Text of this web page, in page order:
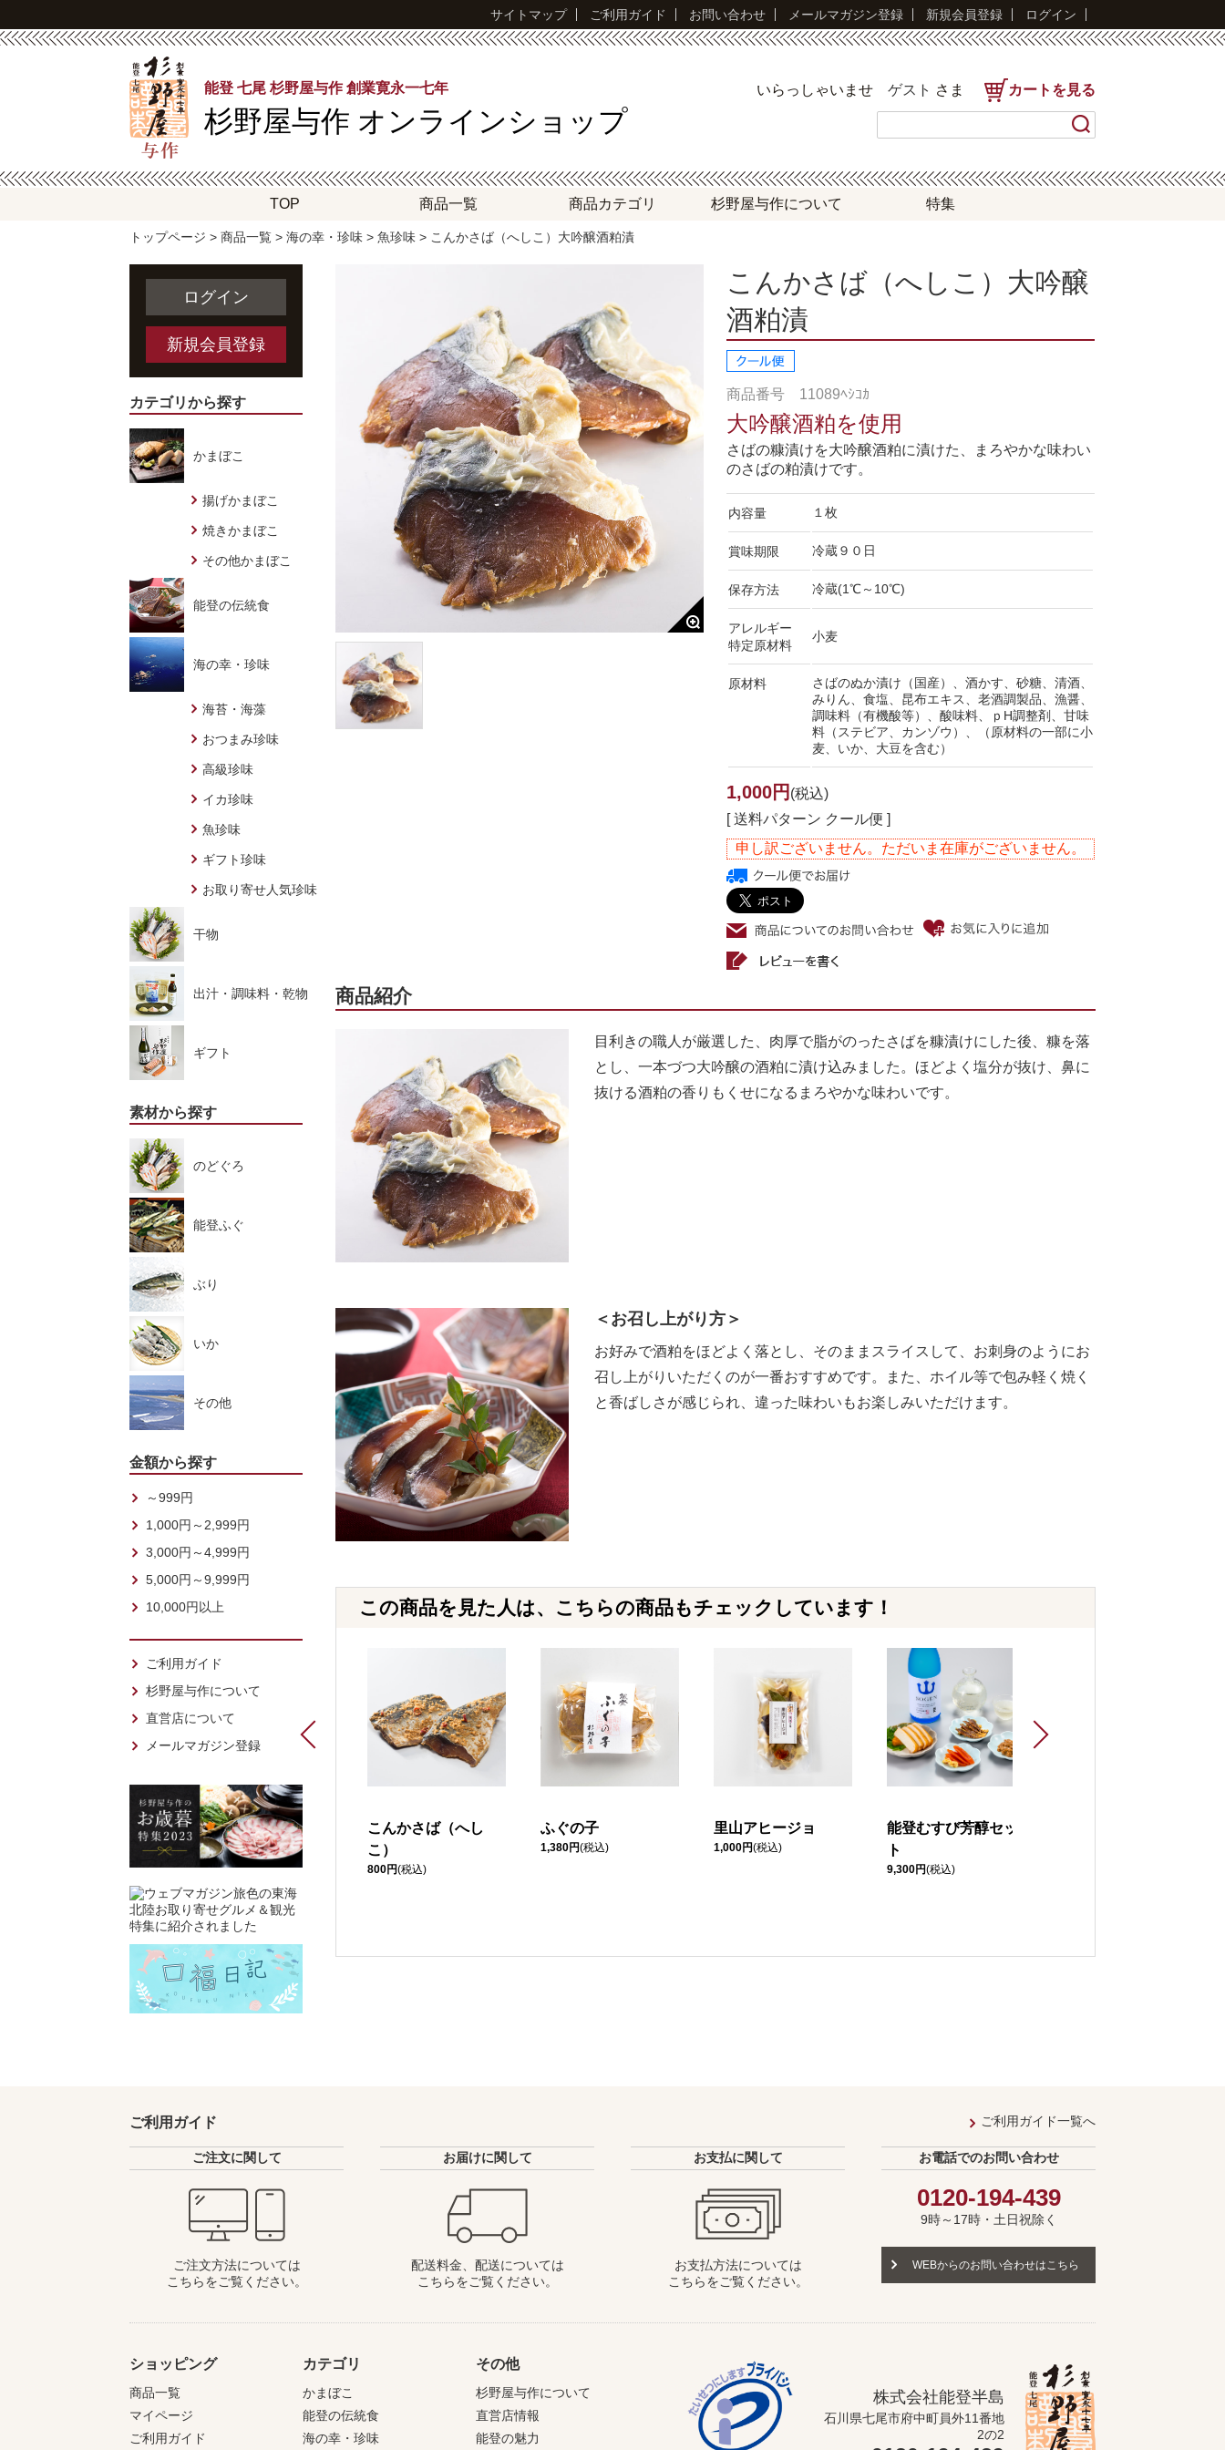
サイトマップ ご利用ガイド お問い合わせ メールマガジン登録 新規会員登録 ログイン
能登 七尾 杉野屋与作 創業寛永一七年
杉野屋与作 オンラインショップ
いらっしゃいませ ゲスト さま カートを見る
TOP 商品一覧 商品カテゴリ 杉野屋与作について 特集
ログイン
新規会員登録
カテゴリから探す
かまぼこ
揚げかまぼこ
焼きかまぼこ
その他かまぼこ
能登の伝統食
海の幸・珍味
海苔・海藻
おつまみ珍味
高級珍味
イカ珍味
魚珍味
ギフト珍味
お取り寄せ人気珍味
干物
出汁・調味料・乾物
ギフト
素材から探す
のどぐろ
能登ふぐ
ぶり
いか
その他
金額から探す
～999円
1,000円～2,999円
3,000円～4,999円
5,000円～9,999円
10,000円以上
ご利用ガイド
杉野屋与作について
直営店について
メールマガジン登録
トップページ > 商品一覧 > 海の幸・珍味 > 魚珍味 > こんかさば（へしこ）大吟醸酒粕漬
こんかさば（へしこ）大吟醸
酒粕漬
商品番号 11089ﾍｼｺｶ
大吟醸酒粕を使用
さばの糠漬けを大吟醸酒粕に漬けた、まろやかな味わい
のさばの粕漬けです。
内容量 １枚
賞味期限 冷蔵９０日
保存方法 冷蔵(1℃～10℃)
アレルギー
特定原材料
小麦
原材料
さばのぬか漬け（国産）、酒かす、砂糖、清酒、
みりん、食塩、昆布エキス、老酒調製品、漁醤、
調味料（有機酸等）、酸味料、ｐH調整剤、甘味
料（ステビア、カンゾウ）、（原材料の一部に小
麦、いか、大豆を含む）
1,000円 (税込)
[ 送料パターン クール便 ]
申し訳ございません。ただいま在庫がございません。
商品紹介
目利きの職人が厳選した、肉厚で脂がのったさばを糠漬けにした後、糠を落
とし、一本づつ大吟醸の酒粕に漬け込みました。ほどよく塩分が抜け、鼻に
抜ける酒粕の香りもくせになるまろやかな味わいです。
＜お召し上がり方＞
お好みで酒粕をほどよく落とし、そのままスライスして、お刺身のようにお
召し上がりいただくのが一番おすすめです。また、ホイル等で包み軽く焼く
と香ばしさが感じられ、違った味わいもお楽しみいただけます。
この商品を見た人は、こちらの商品もチェックしています！
能登の里山里海アヒ
ージョセット（スキ
レットなし）
5,600円(税込)
こんかさば（へし
こ）
800円(税込)
ふぐの子
1,380円(税込)
里山アヒージョ
1,000円(税込)
能登むすび芳醇セッ
ト
9,300円(税込)
ご利用ガイド ご利用ガイド一覧へ
ご注文に関して
ご注文方法については
こちらをご覧ください。
お届けに関して
配送料金、配送については
こちらをご覧ください。
お支払に関して
お支払方法については
こちらをご覧ください。
お電話でのお問い合わせ
0120-194-439
9時～17時・土日祝除く
WEBからのお問い合わせはこちら
ショッピング
商品一覧
マイページ
ご利用ガイド
カテゴリ
かまぼこ
能登の伝統食
海の幸・珍味
その他
杉野屋与作について
直営店情報
能登の魅力
株式会社能登半島
石川県七尾市府中町員外11番地
2の2